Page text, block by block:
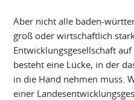
Aber nicht alle baden-
groß oder wirtschaftlich
Entwicklungsgesellschaft
besteht eine Lücke, in der
in die Hand nehmen muss.
einer